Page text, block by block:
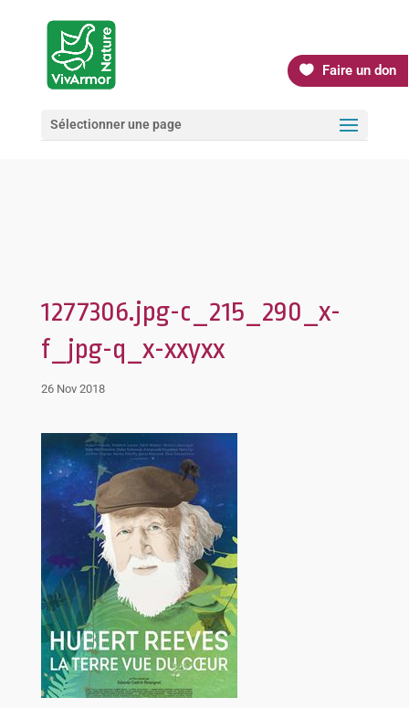
Faire un don
Sélectionner une page
1277306.jpg-c_215_290_x-
f_jpg-q_x-xxyxx
26 Nov 2018